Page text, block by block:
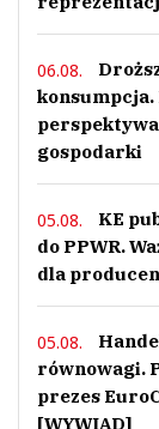
06.08.
konsumpcja.
gospodarki
05.08.
KE
do PPWR.
dla
05.08.
równowagi.
prezes
[WYWIAD]